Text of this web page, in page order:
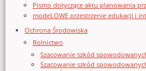
Pismo dotyczące aktu planowania
modeLOWE przestrzenie edukacji i
Ochrona Środowiska
Rolnictwo
Szacowanie szkód
Szacowanie szkód